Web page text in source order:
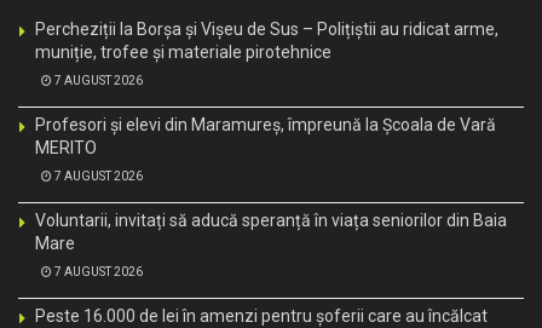
Percheziții la Borșa și Vișeu de Sus – Polițiștii au ridicat arme,
muniție, trofee și materiale pirotehnice
7 AUGUST 2026
Profesori și elevi din Maramureș, împreună la Școala de Vară
MERITO
7 AUGUST 2026
Voluntarii, invitați să aducă speranță în viața seniorilor din Baia
Mare
7 AUGUST 2026
Peste 16.000 de lei în amenzi pentru șoferii care au încălcat